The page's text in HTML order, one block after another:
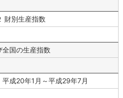
財別生産指数
国の生産指数
成20年1月～平成29年7月